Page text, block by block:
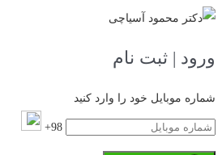
ورود | ثبت نام
شماره موبایل خود را وارد کنید
98+